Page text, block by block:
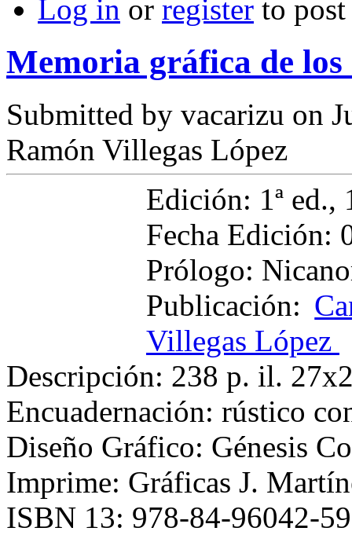
Log in or register to
Memoria gráfica de
Submitted by vacarizu on
Ramón Villegas López
Edición: 1ª ed.,
Fecha Edición:
Prólogo:
Publicación:
Villegas López
Descripción: 238 p. il.
Encuadernación: rústico
Diseño Gráfico: Génesis
Imprime: Gráficas J.
ISBN 13: 978-84-96042-